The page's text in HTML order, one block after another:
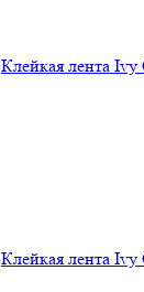
Клейкая лента
Клейкая лента